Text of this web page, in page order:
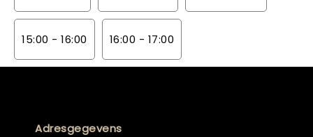
15:00 - 16:00 16:00 - 17:00
Adresgegevens